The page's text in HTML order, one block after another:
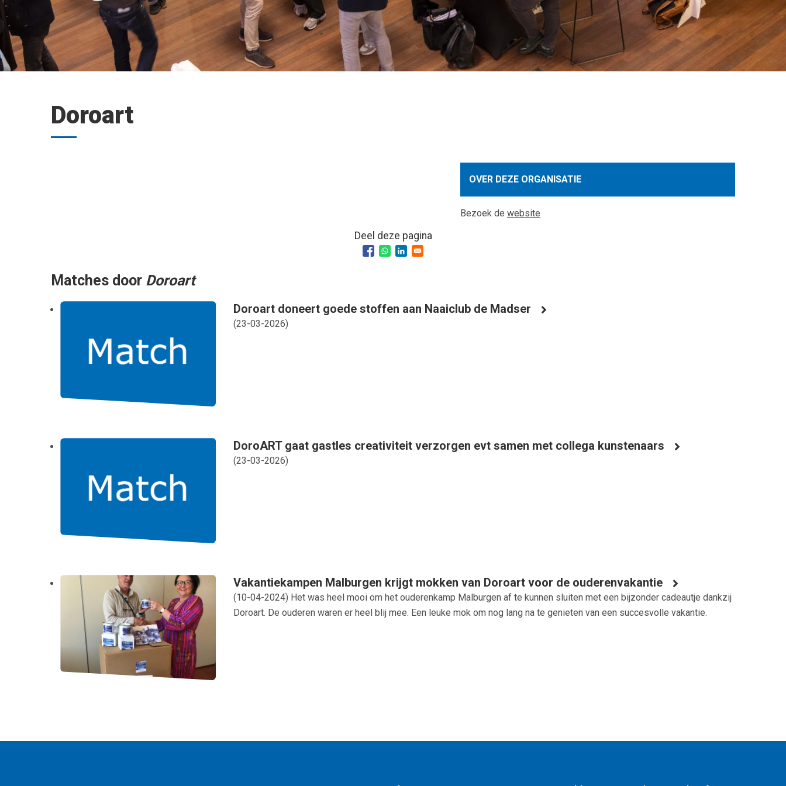
Doroart
OVER DEZE ORGANISATIE
Bezoek de website
Deel deze pagina
Matches door Doroart
Doroart doneert goede stoffen aan Naaiclub de Madser
(23-03-2026)
DoroART gaat gastles creativiteit verzorgen evt samen met collega kunstenaars
(23-03-2026)
Vakantiekampen Malburgen krijgt mokken van Doroart voor de ouderenvakantie
(10-04-2024) Het was heel mooi om het ouderenkamp Malburgen af te kunnen sluiten met een bijzonder cadeautje dankzij
Doroart. De ouderen waren er heel blij mee. Een leuke mok om nog lang na te genieten van een succesvolle vakantie.